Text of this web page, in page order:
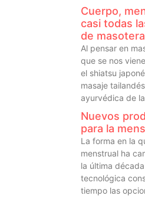
Cuerpo,
casi todas
de
Al pensar en
que se nos
el shiatsu
masaje
ayurvédica de la
Nuevos
para la
La forma en la
menstrual ha
la última
tecnológica
tiempo las